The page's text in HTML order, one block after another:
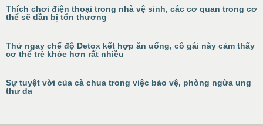
Thích chơi điện thoại trong nhà vệ sinh, các cơ quan trong cơ
thể sẽ dần bị tổn thương
Thử ngay chế độ Detox kết hợp ăn uống, cô gái này cảm thấy
cơ thể trẻ khỏe hơn rất nhiều
Sự tuyệt vời của cà chua trong việc bảo vệ, phòng ngừa ung
thư da